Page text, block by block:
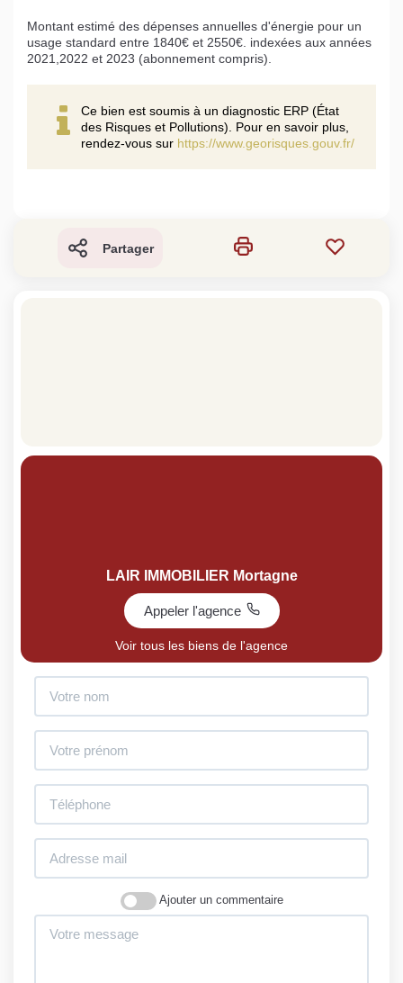
Montant estimé des dépenses annuelles d'énergie pour un
usage standard entre 1840€ et 2550€. indexées aux années
2021,2022 et 2023 (abonnement compris).
Ce bien est soumis à un diagnostic ERP (État
des Risques et Pollutions). Pour en savoir plus,
rendez-vous sur https://www.georisques.gouv.fr/
Partager
LAIR IMMOBILIER Mortagne
Appeler l'agence
Voir tous les biens de l'agence
Ajouter un commentaire